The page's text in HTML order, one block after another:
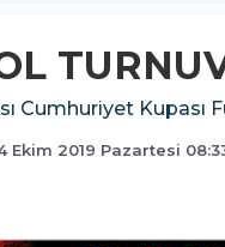
Cumhuriyet Kupası
Ekim 2019 Pazartesi